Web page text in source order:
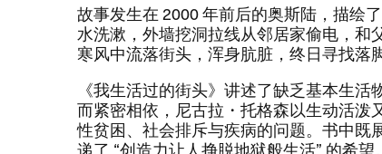
故事发生在 2000 ​年前后的奥斯陆，​描绘
水洗漱，​外墙挖洞拉线从邻居家偷电，​和
寒风中流落街头，​浑身肮脏，​终日寻找落
《我生活过的街头》​讲述了缺乏基本生
而紧密相依，​尼古拉・托格森以生动活泼
性贫困、​社会排斥与疾病的问题。​书中既
递了 ​“创造力让人挣脱地狱般生活” ​的希望。​​